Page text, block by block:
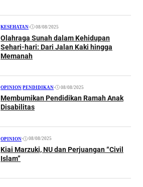
KESEHATAN• 08/08/2025
Olahraga Sunah dalam Kehidupan
Sehari-hari: Dari Jalan Kaki hingga
Memanah
OPINION PENDIDIKAN• 08/08/2025
Membumikan Pendidikan Ramah Anak
Disabilitas
OPINION• 08/08/2025
Kiai Marzuki, NU dan Perjuangan “Civil
Islam”